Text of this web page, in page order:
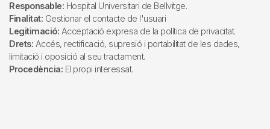
Responsable: Hospital Universitari de Bellvitge.
Finalitat: Gestionar el contacte de l'usuari
Legitimació: Acceptació expresa de la política de privacitat.
Drets: Accés, rectificació, supresió i portabilitat de les dades,
limitació i oposició al seu tractament.
Procedència: El propi interessat.